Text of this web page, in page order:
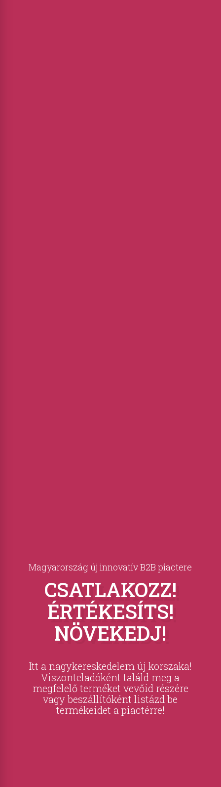
Magyarország új innovatív B2B piactere
CSATLAKOZZ!
ÉRTÉKESÍTS!
NÖVEKEDJ!
Itt a nagykereskedelem új korszaka!
Viszonteladóként találd meg a
megfelelő terméket vevőid részére
vagy beszállítóként listázd be
termékeidet a piactérre!